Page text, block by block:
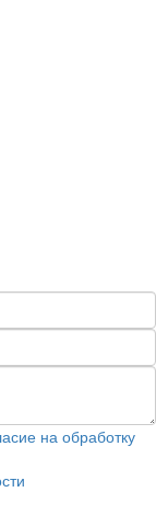
на обработку